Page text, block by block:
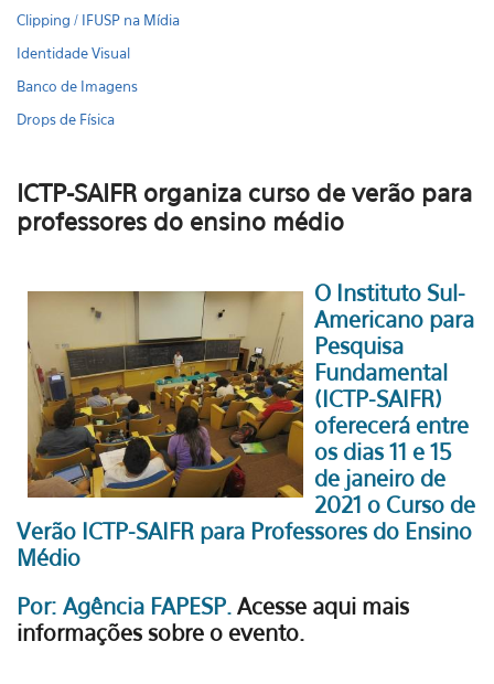
Clipping / IFUSP na Mídia
Identidade Visual
Banco de Imagens
Drops de Física
ICTP-SAIFR organiza curso de verão para
professores do ensino médio
O Instituto Sul-
Americano para
Pesquisa
Fundamental
(ICTP-SAIFR)
oferecerá entre
os dias 11 e 15
de janeiro de
2021 o Curso de
Verão ICTP-SAIFR para Professores do Ensino
Médio
Por: Agência FAPESP. Acesse aqui mais
informações sobre o evento.